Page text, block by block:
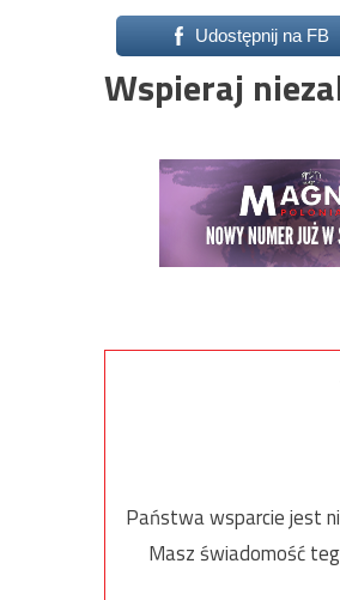
Udostępnij na FB
Wspieraj
Państwa wsparcie jest
Masz świadomość